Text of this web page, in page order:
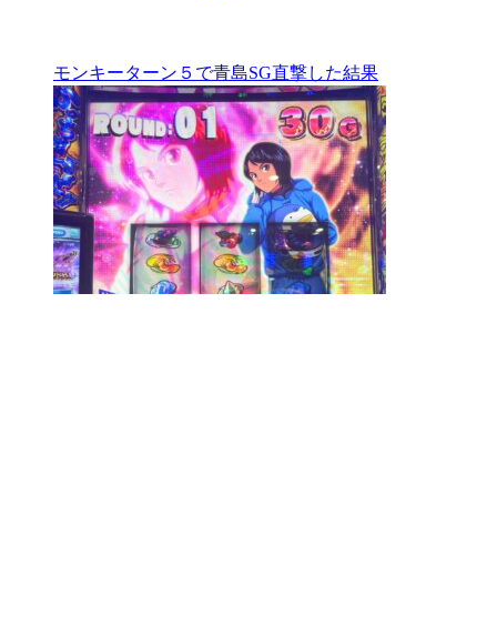
モンキーターン５で青島SG直撃した結果